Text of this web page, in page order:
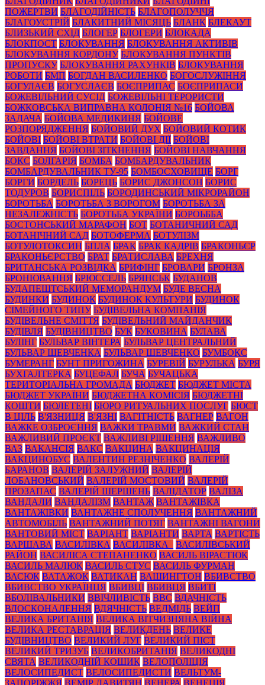
ПОЖЕРТВИ БЛАГОДІЙНІСТЬ БЛАГОПОЛУЧЧЯ
БЛАГОУСТРІЙ БЛАКИТНИЙ МІСЯЦЬ БЛАНК БЛЕКАУТ
БЛИЗЬКИЙ СХІД БЛОГЕР БЛОГЕРИ БЛОКАДА
БЛОКПОСТ БЛОКУВАННЯ БЛОКУВАННЯ АКТИВІВ
БЛОКУВАННЯ КОРДОНУ БЛОКУВАННЯ ПУНКТІВ
ПРОПУСКУ БЛОКУВАННЯ РАХУНКІВ БЛОКУВАННЯ
РОБОТИ БМП БОГДАН ВАСИЛЕНКО БОГОСЛУЖІННЯ
БОГУЛАЄВ БОГУСЛАЄВ БОЄПРИПАС БОЄПРИПАСИ
БОЖЕВІЛЬНИЙ СУСІД БОЖЕВІЛЬНІ ТЕРОРИСТИ
БОЖКОВСЬКА ВИПРАВНА КОЛОНІЯ №16 БОЙОВА
ЗАДАЧА БОЙОВА МЕДИКИНЯ БОЙОВЕ
РОЗПОРЯДЖЕННЯ БОЙОВИЙ ДУХ БОЙОВИЙ КОТИК
БОЙОВІ БОЙОВІ ВТРАТИ БОЙОВІ ДІЇ БОЙОВІ
ЗАВДАННЯ БОЙОВІ ЗІТКНЕННЯ БОЙОВІ НАВЧАННЯ
БОКС БОЛГАРІЯ БОМБА БОМБАРДУВАЛЬНИК
БОМБАРДУВАЛЬНИК ТУ-95 БОМБОСХОВИЩЕ БОРГ
БОРГИ БОРДЕЛЬ БОРЕЦЬ БОРИС ДЖОНСОН БОРИС
ТОДУРОВ БОРИСПІЛЬ БОРОДИНСЬКИЙ МІКРОРАЙОН
БОРОТЬБА БОРОТЬБА З ВОРОГОМ БОРОТЬБА ЗА
НЕЗАЛЕЖНІСТЬ БОРОТЬБА УКРАЇНИ БОРОЬББА
БОСТОНСЬКИЙ МАРАФОН БОТ БОТАНИЧНИЙ САД
БОТАНІЧНИЙ САД БОТОФЕРМА БОТУЛІЗМ
БОТУЛОТОКСИН БПЛА БРАК БРАК КАДРІВ БРАКОНЬЄР
БРАКОНЬЄРСТВО БРАТ БРАТИСЛАВА БРЕХНЯ
БРИТАНСЬКА РОЗВІДКА БРИФІНГ БРОВАРИ БРОНЗА
БРОНЮВАННЯ БРЮССЕЛЬ БРЯНСЬК БУДАНОВ
БУДАПЕШТСЬКИЙ МЕМОРАНДУМ БУДЕ ВЕСНА
БУДИНКИ БУДИНОК БУДИНОК КУЛЬТУРИ БУДИНОК
СІМЕЙНОГО ТИПУ БУДІВЕЛЬНА КОМПАНІЯ
БУДІВЕЛЬНЕ СМІТТЯ БУДІВЕЛЬНИЙ МАЙДАНЧИК
БУДІВЛЯ БУДІВНИЦТВО БУК БУКОВИНА БУЛАВА
БУЛІНГ БУЛЬВАР ВІНТЕРА БУЛЬВАР ЦЕНТРАЛЬНИЙ
БУЛЬВАР ШЕВЧЕНКА БУЛЬВАР ШЕВЧЕНКО БУМБОКС
БУМЕРАНГ БУНТ ПРИГОЖИНА БУРЕВІЙ БУРУЛЬКА БУРЯ
БУХГАЛТЕРКА БУЦЕФАЛ БУЧА БУЧАЦЬКА
ТЕРИТОРІАЛЬНА ГРОМАДА БЮДЖЕТ БЮДЖЕТ МІСТА
БЮДЖЕТ УКРАЇНИ БЮДЖЕТНА КОМІСІЯ БЮДЖЕТНІ
КОШТИ БЮЛЕТЕНІ БЮРО РИТУАЛЬНИХ ПОСЛУГ БЮСТ
В ЦІЛЬ В'ЯЗНИЦЯ В'ЯЗНІ ВАГІТНІСТЬ ВАГНЕР ВАГОН
ВАЖКЕ ОЗБРОЄННЯ ВАЖКИ ТРАВМИ ВАЖКИЙ СТАН
ВАЖЛИВИЙ ПРОЄКТ ВАЖЛИВІ РІШЕННЯ ВАЖЛИВО
ВАЗ ВАКАНСІЯ ВАКС ВАКЦИНА ВАКЦИНАЦІЯ
ВАКЦИНОБУС ВАЛЕНТИН РЕЗНІЧЕНКО ВАЛЕРІЙ
БАРАНОВ ВАЛЕРІЙ ЗАЛУЖНИЙ ВАЛЕРІЙ
ЛОБАНОВСЬКИЙ ВАЛЕРІЙ МОСТОВИЙ ВАЛЕРІЙ
ПРОЗАПАС ВАЛЕРІЙ ШЕРШЕНЬ ВАЛІДАТОР ВАЛІЗА
ВАНДАЛИ ВАНДАЛІЗМ ВАНТАЖ ВАНТАЖІВКА
ВАНТАЖІВКИ ВАНТАЖНЕ СПОЛУЧЕННЯ ВАНТАЖНИЙ
АВТОМОБІЛЬ ВАНТАЖНИЙ ПОТЯГ ВАНТАЖНІ ВАГОНИ
ВАНТОВИЙ МІСТ ВАРІАНТ ВАРІАНТИ ВАРТА ВАРТІСТЬ
ВАРШАВА ВАСИЛІВКА ВАСИЛІВКА_
ВАСИЛІВСЬКИЙ
РАЙОН ВАСИЛІСА СТЕПАНЕНКО ВАСИЛЬ ВІРАСТЮК
ВАСИЛЬ МАЛЮК ВАСИЛЬ СТУС ВАСИЛЬ ФУРМАН
ВАСЮК ВАТАЖОК ВАТИКАН ВАШИНГТОН ВБИВСТВО
ВБИВСТВО УКРАЇНЦЯ ВБИВЦІ ВБИВЦЯ ВБИТІ
ВБОЛІВАЛЬНИКИ ВВІЧЛИВІСТЬ ВВС ВДАЧНІСТЬ
ВДОСКОНАЛЕННЯ ВДЯЧНІСТЬ ВЕДМІДЬ ВЕЙП
ВЕЛИКА БРИТАНІЯ ВЕЛИКА ВІТЧИЗНЯНА ВІЙНА
ВЕЛИКА РЕСТАВРАЦІЯ ВЕЛИКДЕНЬ ВЕЛИКЕ
БУДІВНИЦТВО ВЕЛИКИЙ ЛУГ ВЕЛИКИЙ ПІСТ
ВЕЛИКИЙ ТРИЗУБ ВЕЛИКОБРИТАНІЯ ВЕЛИКОДНІ
СВЯТА ВЕЛИКОДНІЙ КОШИК ВЕЛОПОЛІЦІЯ
ВЕЛОСИПЕДИСТ ВЕЛОСИПЕДИСТИ ВЕЛЬТУМ-